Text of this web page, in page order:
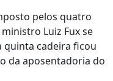
pelos quatro
Luiz Fux se
quinta cadeira ficou
da aposentadoria do